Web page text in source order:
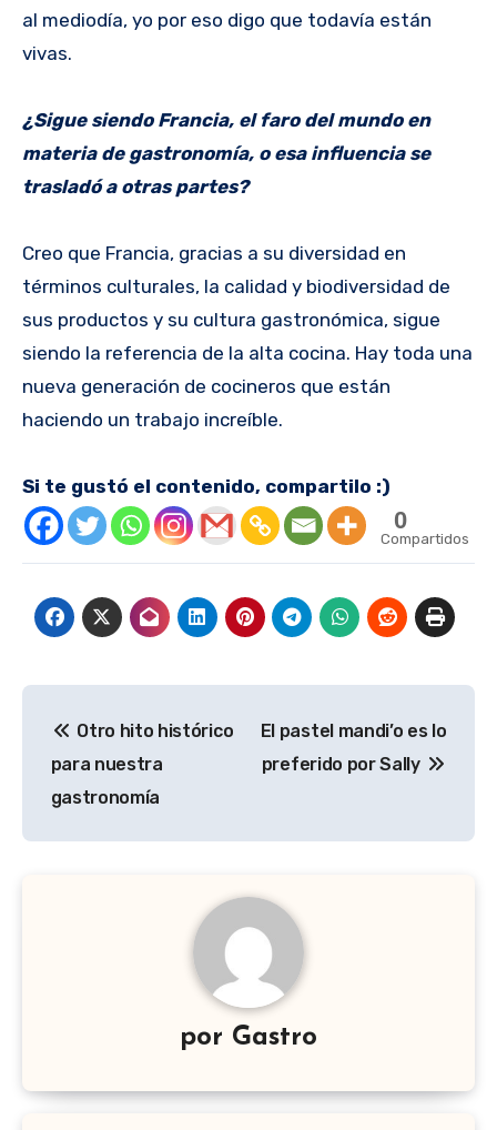
al mediodía, yo por eso digo que todavía están
vivas.
¿Sigue siendo Francia, el faro del mundo en
materia de gastronomía, o esa influencia se
trasladó a otras partes?
Creo que Francia, gracias a su diversidad en
términos culturales, la calidad y biodiversidad de
sus productos y su cultura gastronómica, sigue
siendo la referencia de la alta cocina. Hay toda una
nueva generación de cocineros que están
haciendo un trabajo increíble.
Si te gustó el contenido, compartilo :)
0
Compartidos
de
entradas
Otro hito histórico
para nuestra
gastronomía
El pastel mandi’o es lo
preferido por Sally
por Gastro